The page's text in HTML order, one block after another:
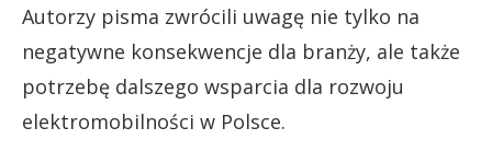
Autorzy pisma zwrócili uwagę nie tylko na
negatywne konsekwencje dla branży, ale także
potrzebę dalszego wsparcia dla rozwoju
elektromobilności w Polsce.